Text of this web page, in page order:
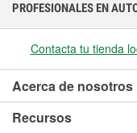
PROFESIONALES EN
Contacta tu tienda
Acerca de nosotros
Recursos